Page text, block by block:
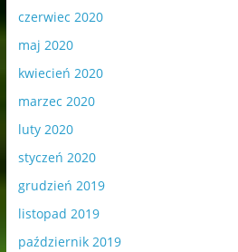
czerwiec 2020
maj 2020
kwiecień 2020
marzec 2020
luty 2020
styczeń 2020
grudzień 2019
listopad 2019
październik 2019